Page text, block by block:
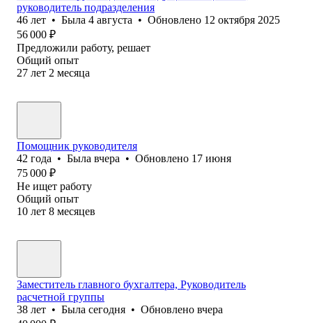
руководитель подразделения
46 лет • Была 4 августа • Обновлено 12 октября 2025
56 000 ₽
Предложили работу, решает
Общий опыт
27 лет 2 месяца
Помощник руководителя
42 года • Была вчера • Обновлено 17 июня
75 000 ₽
Не ищет работу
Общий опыт
10 лет 8 месяцев
Заместитель главного бухгалтера, Руководитель
расчетной группы
38 лет • Была сегодня • Обновлено вчера